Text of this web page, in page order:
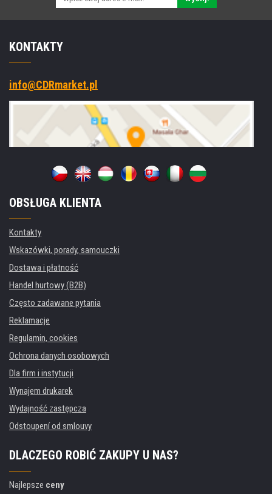
KONTAKTY
info@CDRmarket.pl
OBSŁUGA KLIENTA
Kontakty
Wskazówki, porady, samouczki
Dostawa i płatność
Handel hurtowy (B2B)
Często zadawane pytania
Reklamacje
Regulamin, cookies
Ochrona danych osobowych
Dla firm i instytucji
Wynajem drukarek
Wydajność zastępcza
Odstoupení od smlouvy
DLACZEGO ROBIĆ ZAKUPY U NAS?
Najlepsze ceny